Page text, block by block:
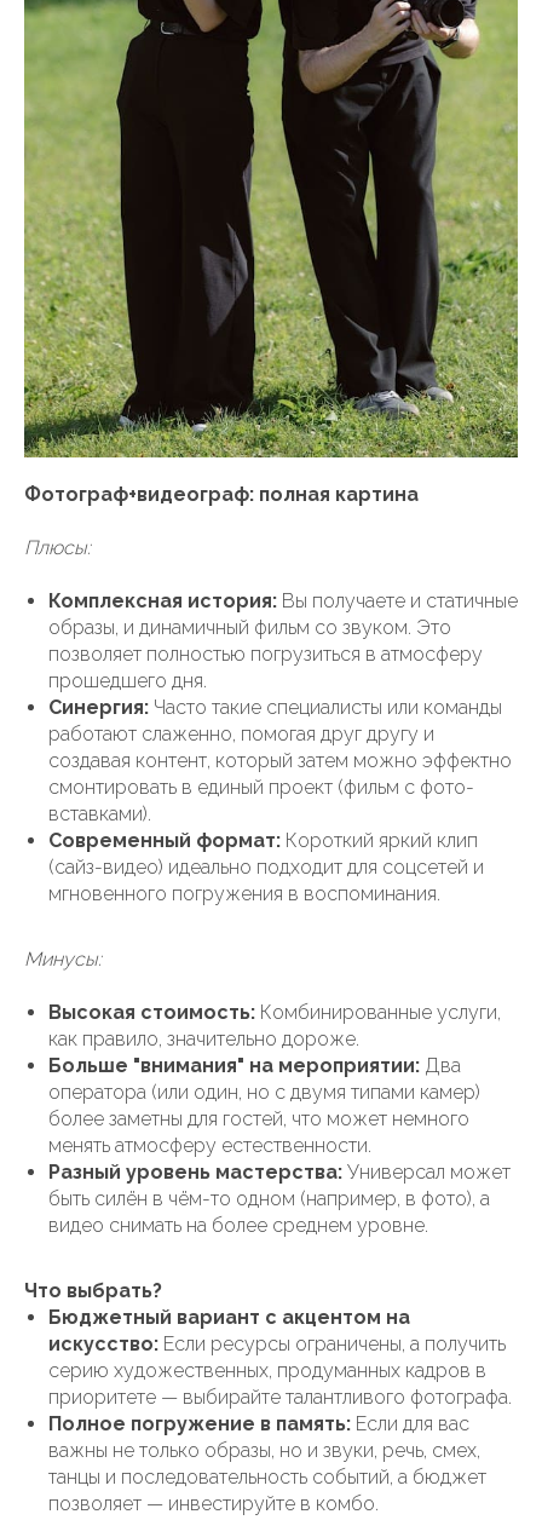
Фотограф+видеограф: полная картина
Плюсы:
Комплексная история: Вы получаете и статичные
образы, и динамичный фильм со звуком. Это
позволяет полностью погрузиться в атмосферу
прошедшего дня.
Синергия: Часто такие специалисты или команды
работают слаженно, помогая друг другу и
создавая контент, который затем можно эффектно
смонтировать в единый проект (фильм с фото-
вставками).
Современный формат: Короткий яркий клип
(сайз-видео) идеально подходит для соцсетей и
мгновенного погружения в воспоминания.
Минусы:
Высокая стоимость: Комбинированные услуги,
как правило, значительно дороже.
Больше "внимания" на мероприятии: Два
оператора (или один, но с двумя типами камер)
более заметны для гостей, что может немного
менять атмосферу естественности.
Разный уровень мастерства: Универсал может
быть силён в чём-то одном (например, в фото), а
видео снимать на более среднем уровне.
Что выбрать?
Бюджетный вариант с акцентом на
искусство: Если ресурсы ограничены, а получить
серию художественных, продуманных кадров в
приоритете — выбирайте талантливого фотографа.
Полное погружение в память: Если для вас
важны не только образы, но и звуки, речь, смех,
танцы и последовательность событий, а бюджет
позволяет — инвестируйте в комбо.